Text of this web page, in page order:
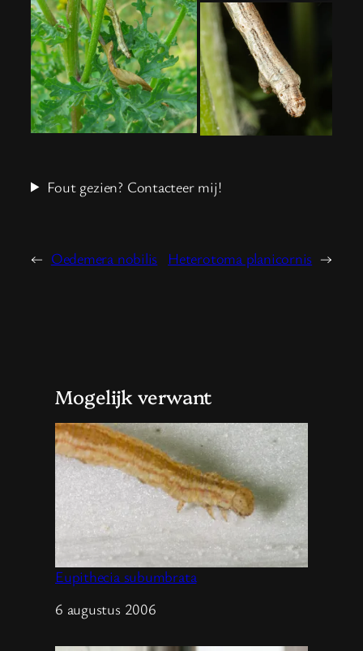
Fout gezien? Contacteer mij!
← Oedemera nobilis Heterotoma planicornis →
Mogelijk verwant
Eupithecia subumbrata
Datum
6 augustus 2006